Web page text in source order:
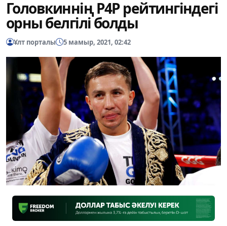
Головкиннің P4P рейтингіндегі
орны белгілі болды
Ұлт порталы 5 мамыр, 2021, 02:42